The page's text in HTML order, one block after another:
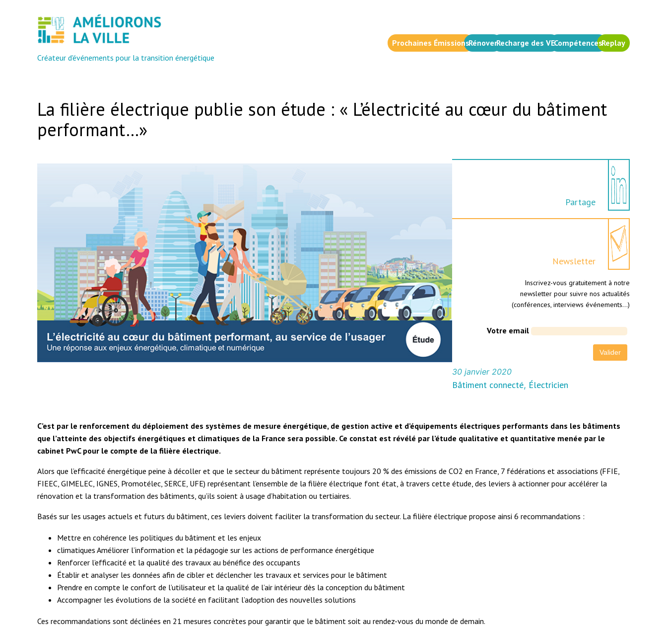
Créateur d'événements pour la transition énergétique
Prochaines ÉmissionsRénoverRecharge des VECompétencesReplay
La filière électrique publie son étude : « L’électricité au cœur du bâtiment
performant…»
Partage
Newsletter
Inscrivez-vous gratuitement à notre
newsletter pour suivre nos actualités
(conférences, interviews événements…)
Votre email
30 janvier 2020
Bâtiment connecté, Électricien
C’est par le renforcement du déploiement des systèmes de mesure énergétique, de gestion active et d’équipements électriques performants dans les bâtiments
que l’atteinte des objectifs énergétiques et climatiques de la France sera possible. Ce constat est révélé par l’étude qualitative et quantitative menée par le
cabinet PwC pour le compte de la filière électrique.
Alors que l’efficacité énergétique peine à décoller et que le secteur du bâtiment représente toujours 20 % des émissions de CO2 en France, 7 fédérations et associations (FFIE,
FIEEC, GIMELEC, IGNES, Promotélec, SERCE, UFE) représentant l’ensemble de la filière électrique font état, à travers cette étude, des leviers à actionner pour accélérer la
rénovation et la transformation des bâtiments, qu’ils soient à usage d’habitation ou tertiaires.
Basés sur les usages actuels et futurs du bâtiment, ces leviers doivent faciliter la transformation du secteur. La filière électrique propose ainsi 6 recommandations :
Mettre en cohérence les politiques du bâtiment et les enjeux
climatiques Améliorer l’information et la pédagogie sur les actions de performance énergétique
Renforcer l’efficacité et la qualité des travaux au bénéfice des occupants
Établir et analyser les données afin de cibler et déclencher les travaux et services pour le bâtiment
Prendre en compte le confort de l’utilisateur et la qualité de l’air intérieur dès la conception du bâtiment
Accompagner les évolutions de la société en facilitant l’adoption des nouvelles solutions
Ces recommandations sont déclinées en 21 mesures concrètes pour garantir que le bâtiment soit au rendez-vous du monde de demain.